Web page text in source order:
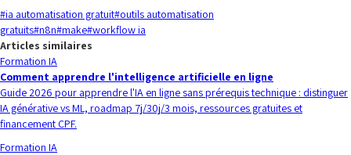
#ia automatisation gratuit#outils automatisation
gratuits#n8n#make#workflow ia
Articles similaires
Formation IA
Comment apprendre l'intelligence artificielle en ligne
Guide 2026 pour apprendre l'IA en ligne sans prérequis technique : distinguer
IA générative vs ML, roadmap 7j/30j/3 mois, ressources gratuites et
financement CPF.
Formation IA